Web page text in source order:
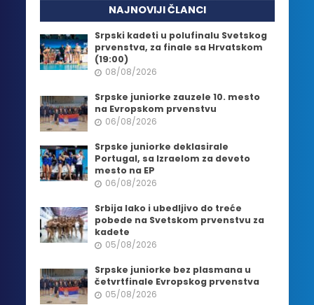
NAJNOVIJI ČLANCI
Srpski kadeti u polufinalu Svetskog
prvenstva, za finale sa Hrvatskom
(19:00)
08/08/2026
Srpske juniorke zauzele 10. mesto
na Evropskom prvenstvu
06/08/2026
Srpske juniorke deklasirale
Portugal, sa Izraelom za deveto
mesto na EP
06/08/2026
Srbija lako i ubedljivo do treće
pobede na Svetskom prvenstvu za
kadete
05/08/2026
Srpske juniorke bez plasmana u
četvrtfinale Evropskog prvenstva
05/08/2026